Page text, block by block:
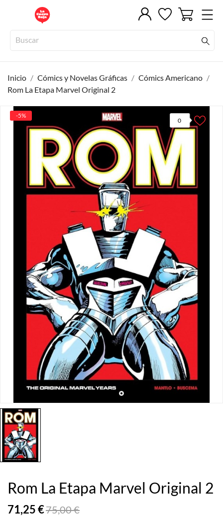
Inicio Cómics y Novelas Gráficas
Cómics Americano
Rom La Etapa Marvel Original 2
0
-5%
Rom La Etapa Marvel Original 2
71,25 €75,00 €